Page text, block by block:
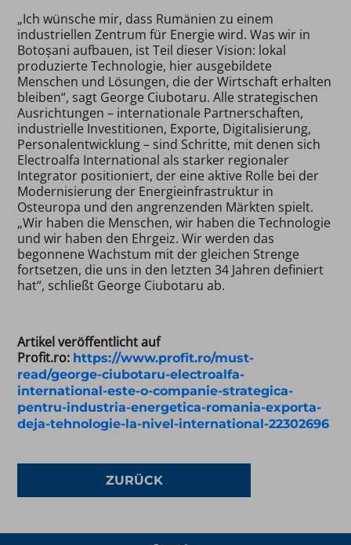
„Ich wünsche mir, dass Rumänien zu einem
industriellen Zentrum für Energie wird. Was wir in
Botoșani aufbauen, ist Teil dieser Vision: lokal
produzierte Technologie, hier ausgebildete
Menschen und Lösungen, die der Wirtschaft erhalten
bleiben“, sagt George Ciubotaru. Alle strategischen
Ausrichtungen – internationale Partnerschaften,
industrielle Investitionen, Exporte, Digitalisierung,
Personalentwicklung – sind Schritte, mit denen sich
Electroalfa International als starker regionaler
Integrator positioniert, der eine aktive Rolle bei der
Modernisierung der Energieinfrastruktur in
Osteuropa und den angrenzenden Märkten spielt.
„Wir haben die Menschen, wir haben die Technologie
und wir haben den Ehrgeiz. Wir werden das
begonnene Wachstum mit der gleichen Strenge
fortsetzen, die uns in den letzten 34 Jahren definiert
hat“, schließt George Ciubotaru ab.
Artikel veröffentlicht auf
Profit.ro: https://www.profit.ro/must-
read/george-ciubotaru-electroalfa-
international-este-o-companie-strategica-
pentru-industria-energetica-romania-exporta-
deja-tehnologie-la-nivel-international-22302696
ZURÜCK